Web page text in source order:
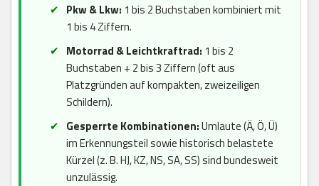
Pkw & Lkw: 1 bis 2 Buchstaben kombiniert mit
1 bis 4 Ziffern.
Motorrad & Leichtkraftrad: 1 bis 2
Buchstaben + 2 bis 3 Ziffern (oft aus
Platzgründen auf kompakten, zweizeiligen
Schildern).
Gesperrte Kombinationen:Umlaute (Ä, Ö, Ü)
im Erkennungsteil sowie historisch belastete
Kürzel (z. B. HJ, KZ, NS, SA, SS) sind bundesweit
unzulässig.